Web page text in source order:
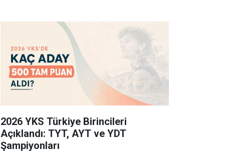
2026 YKS Türkiye Birincileri
Açıklandı: TYT, AYT ve YDT
Şampiyonları